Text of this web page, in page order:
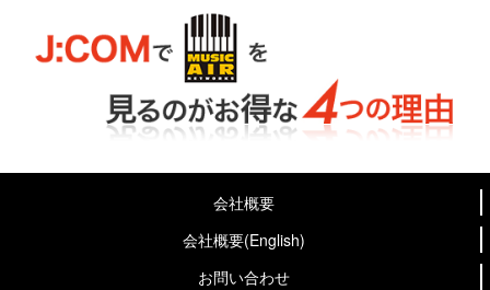
会社概要
会社概要(English)
お問い合わせ